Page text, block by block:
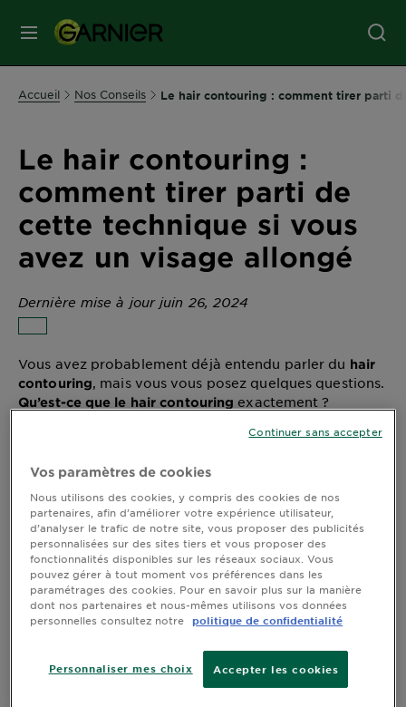
MENU
SOINS
SOINS
CHEVEUX
COLORATION
SOLAIRE
SERVICES
&
NOS
ENGAGEMENTS
Explorer
Au coeur
de
l'ingrédient
Bündchen
Accueil Nos Conseils Le hair contouring : comment tirer parti
Le hair contouring :
comment tirer parti de
cette technique si vous
avez un visage allongé
Dernière mise à jour juin 26, 2024
Vous avez probablement déjà entendu parler du hair
contouring, mais vous vous posez quelques questions.
Qu’est-ce que le hair contouring exactement ?
comment les visages allongés peuvent-ils bénéficier
même méthode d’application de couleur que le
balayage, il s’agit de peindre à main levée des reflets
naturels sur les cheveux qui s’harmonisent pour un
résultat naturel. La différence tient au fait que cette
méthode sur mesure prend en compte la forme de
votre visage pour déterminer les couleurs à utiliser et
les zones où les appliquer. Suivant la manière
d’appliquer la couleur, lecontouringpeut être utilisé
pour mettre en valeur les visages ronds,carrés,en
colorsur vos cheveux pour accentuer des traits
Vos paramètres de cookies
Nous utilisons des cookies, y compris des cookies de nos
partenaires, afin d’améliorer votre expérience utilisateur,
d’analyser le trafic de notre site, vous proposer des publicités
personnalisées sur des sites tiers et vous proposer des
fonctionnalités disponibles sur les réseaux sociaux. Vous
pouvez gérer à tout moment vos préférences dans les
paramétrages des cookies. Pour en savoir plus sur la manière
dont nos partenaires et nous-mêmes utilisons vos données
personnelles consultez notre
politique de confidentialité
Accepter les cookies
Personnaliser mes choix
Continuer sans accepter